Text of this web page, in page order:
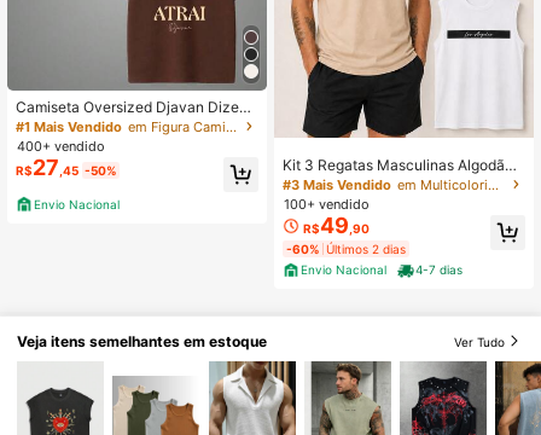
Camiseta Oversized Djavan Dizem
que o Amor Atrai Musica Show Turn
e Premium
#1 Mais Vendido
em Figura Camisetas masculinas
400+ vendido
R$27 ,45 -50%
Envio Nacional
Kit 3 Regatas Masculinas Algodão
Premium Básica Academia Casual
Confortável Verão Moda Masculina
Alta Qualidade
#3 Mais Vendido
em Multicolorido Regatas masculinas
100+ vendido
R$49 ,90
-60% Últimos 2 dias
Envio Nacional
4-7 dias
Veja itens semelhantes em estoque Ver Tudo